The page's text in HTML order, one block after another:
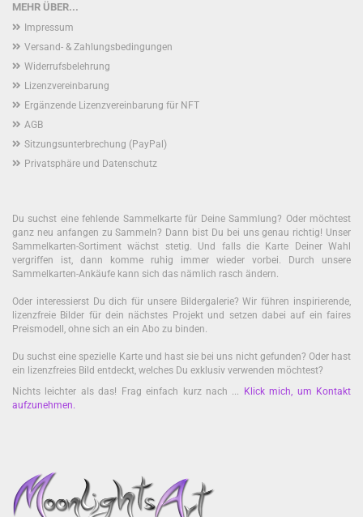
MEHR ÜBER...
Impressum
Versand- & Zahlungsbedingungen
Widerrufsbelehrung
Lizenzvereinbarung
Ergänzende Lizenzvereinbarung für NFT
AGB
Sitzungsunterbrechung (PayPal)
Privatsphäre und Datenschutz
Du suchst eine fehlende Sammelkarte für Deine Sammlung? Oder möchtest
ganz neu anfangen zu Sammeln? Dann bist Du bei uns genau richtig! Unser
Sammelkarten-Sortiment wächst stetig. Und falls die Karte Deiner Wahl
vergriffen ist, dann komme ruhig immer wieder vorbei. Durch unsere
Sammelkarten-Ankäufe kann sich das nämlich rasch ändern.
Oder interessierst Du dich für unsere Bildergalerie? Wir führen inspirierende,
lizenzfreie Bilder für dein nächstes Projekt und setzen dabei auf ein faires
Preismodell, ohne sich an ein Abo zu binden.
Du suchst eine spezielle Karte und hast sie bei uns nicht gefunden? Oder hast
ein lizenzfreies Bild entdeckt, welches Du exklusiv verwenden möchtest?
Nichts leichter als das! Frag einfach kurz nach ...
Klick mich, um Kontakt
aufzunehmen.